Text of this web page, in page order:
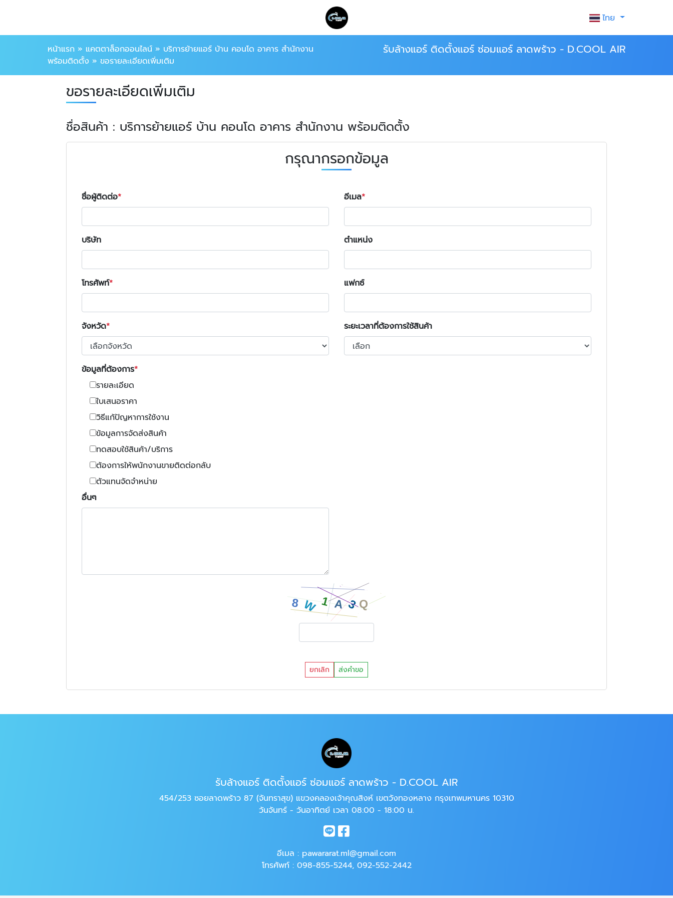
ไทย
หน้าแรก » แคตตาล็อกออนไลน์ » บริการย้ายแอร์ บ้าน คอนโด อาคาร สำนักงาน
พร้อมติดตั้ง » ขอรายละเอียดเพิ่มเติม
รับล้างแอร์ ติดตั้งแอร์ ซ่อมแอร์ ลาดพร้าว - D.COOL AIR
ขอรายละเอียดเพิ่มเติม
ชื่อสินค้า : บริการย้ายแอร์ บ้าน คอนโด อาคาร สำนักงาน พร้อมติดตั้ง
กรุณากรอกข้อมูล
ชื่อผู้ติดต่อ อีเมล
บริษัท ตำแหน่ง
โทรศัพท์ แฟกซ์
จังหวัด ระยะเวลาที่ต้องการใช้สินค้า
ข้อมูลที่ต้องการ
รายละเอียด
ใบเสนอราคา
วิธีแก้ปัญหาการใช้งาน
ข้อมูลการจัดส่งสินค้า
ทดสอบใช้สินค้า/บริการ
ต้องการให้พนักงานขายติดต่อกลับ
ตัวแทนจัดจำหน่าย
อื่นๆ
ยกเลิก ส่งคำขอ
รับล้างแอร์ ติดตั้งแอร์ ซ่อมแอร์ ลาดพร้าว - D.COOL AIR
454/253 ซอยลาดพร้าว 87 (จันทราสุข) แขวงคลองเจ้าคุณสิงห์ เขตวังทองหลาง กรุงเทพมหานคร 10310
วันจันทร์ - วันอาทิตย์ เวลา 08:00 - 18:00 น.
อีเมล : pawararat.ml@gmail.com
โทรศัพท์ : 098-855-5244, 092-552-2442